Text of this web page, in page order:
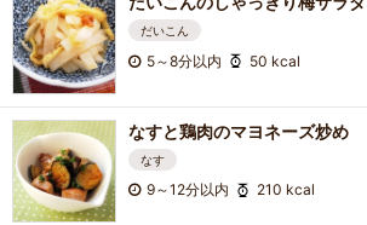
だいこん
5～8分以内 50 kcal
なすと鶏肉のマヨネーズ炒め
なす
9～12分以内 210 kcal